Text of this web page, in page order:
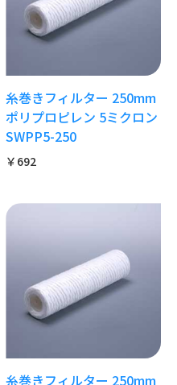
糸巻きフィルター 250mm
ポリプロピレン 5ミクロン
SWPP5-250
￥692
糸巻きフィルター 250mm